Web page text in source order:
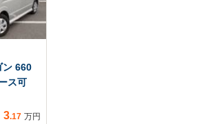
ン 660
ス可
3.17 万円